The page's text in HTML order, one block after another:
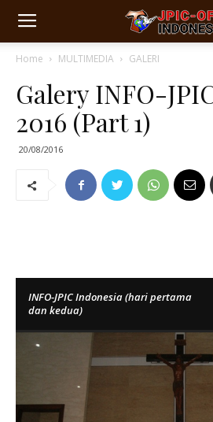
Home MULTIMEDIA GALERI
Galery INFO-
2016 (Part 1)
20/08/2016
INFO-JPIC Indonesia (hari pertama
dan kedua)